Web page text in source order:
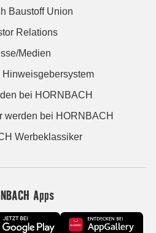
Baustoff Union
Relations
Medien
bei HORNBACH
werden bei HORNBACH
Werbeklassiker
Apps